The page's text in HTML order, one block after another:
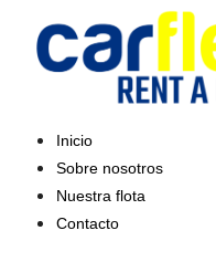
contenido
Inicio
Sobre nosotros
Nuestra flota
Contacto